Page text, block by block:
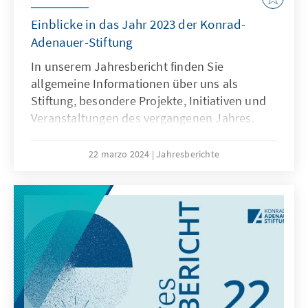
Einblicke in das Jahr 2023 der Konrad-
Adenauer-Stiftung
In unserem Jahresbericht finden Sie
allgemeine Informationen über uns als
Stiftung, besondere Projekte, Initiativen und
Veranstaltungen des vergangenen Jahres.
Schwerpunktthemen, unserem Fellowship
Hauptabteilungen, besondere Jubiläen,
Informationen zur Förderung, zum Vorstand,
zum Kuratorium, zu verschiedenen
Ausschüssen, zu unserem Freundeskreis und
vieles mehr.
22 marzo 2024 Jahresberichte